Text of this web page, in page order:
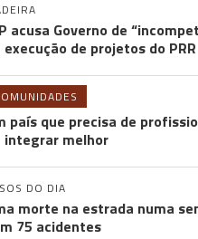
acusa Governo de
execução de projetos do PRR
país que precisa de
integrar melhor
DO DIA
morte na estrada numa
75 acidentes